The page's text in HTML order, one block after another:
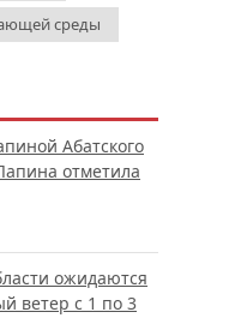
среды
Абатского
отметила
ожидаются
ветер с 1 по 3